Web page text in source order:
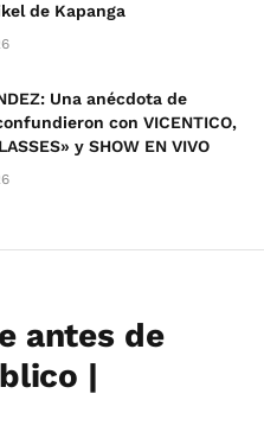
de Kapanga
Una anécdota de
con VICENTICO,
y SHOW EN VIVO
antes de
|